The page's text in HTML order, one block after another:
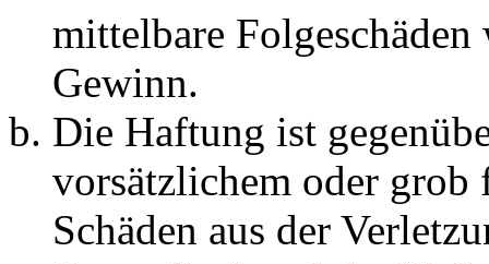
mittelbare Folgeschäden
Gewinn.
Die Haftung ist
vorsätzlichem oder grob
Schäden aus der